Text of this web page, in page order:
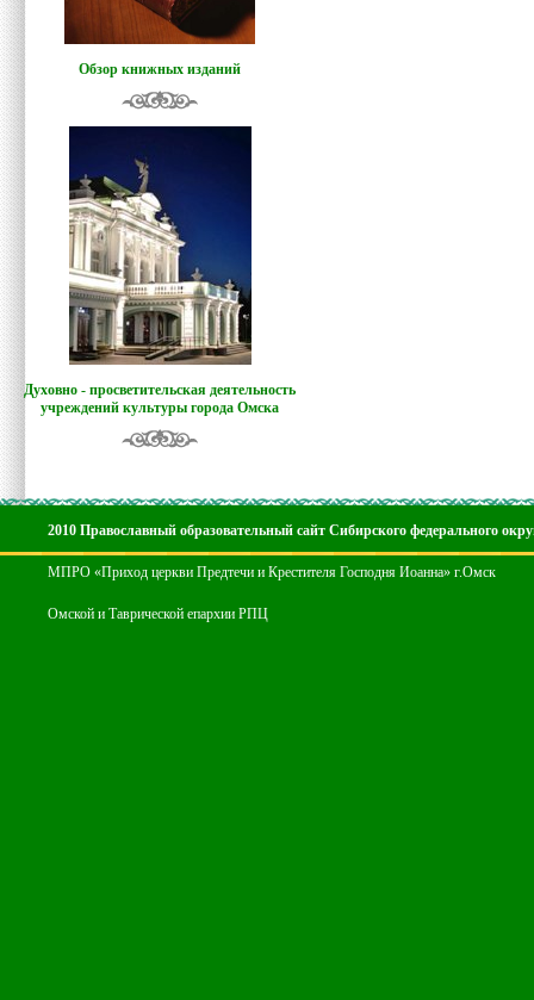
Обзор книжных изданий
Духовно - просветительская деятельность
учреждений культуры города Омска
2010 Православный образовательный сайт Сибирского федерального
МПРО «Приход церкви Предтечи и Крестителя Господня Иоанна» г.Омск
Омской и Таврической епархии РПЦ